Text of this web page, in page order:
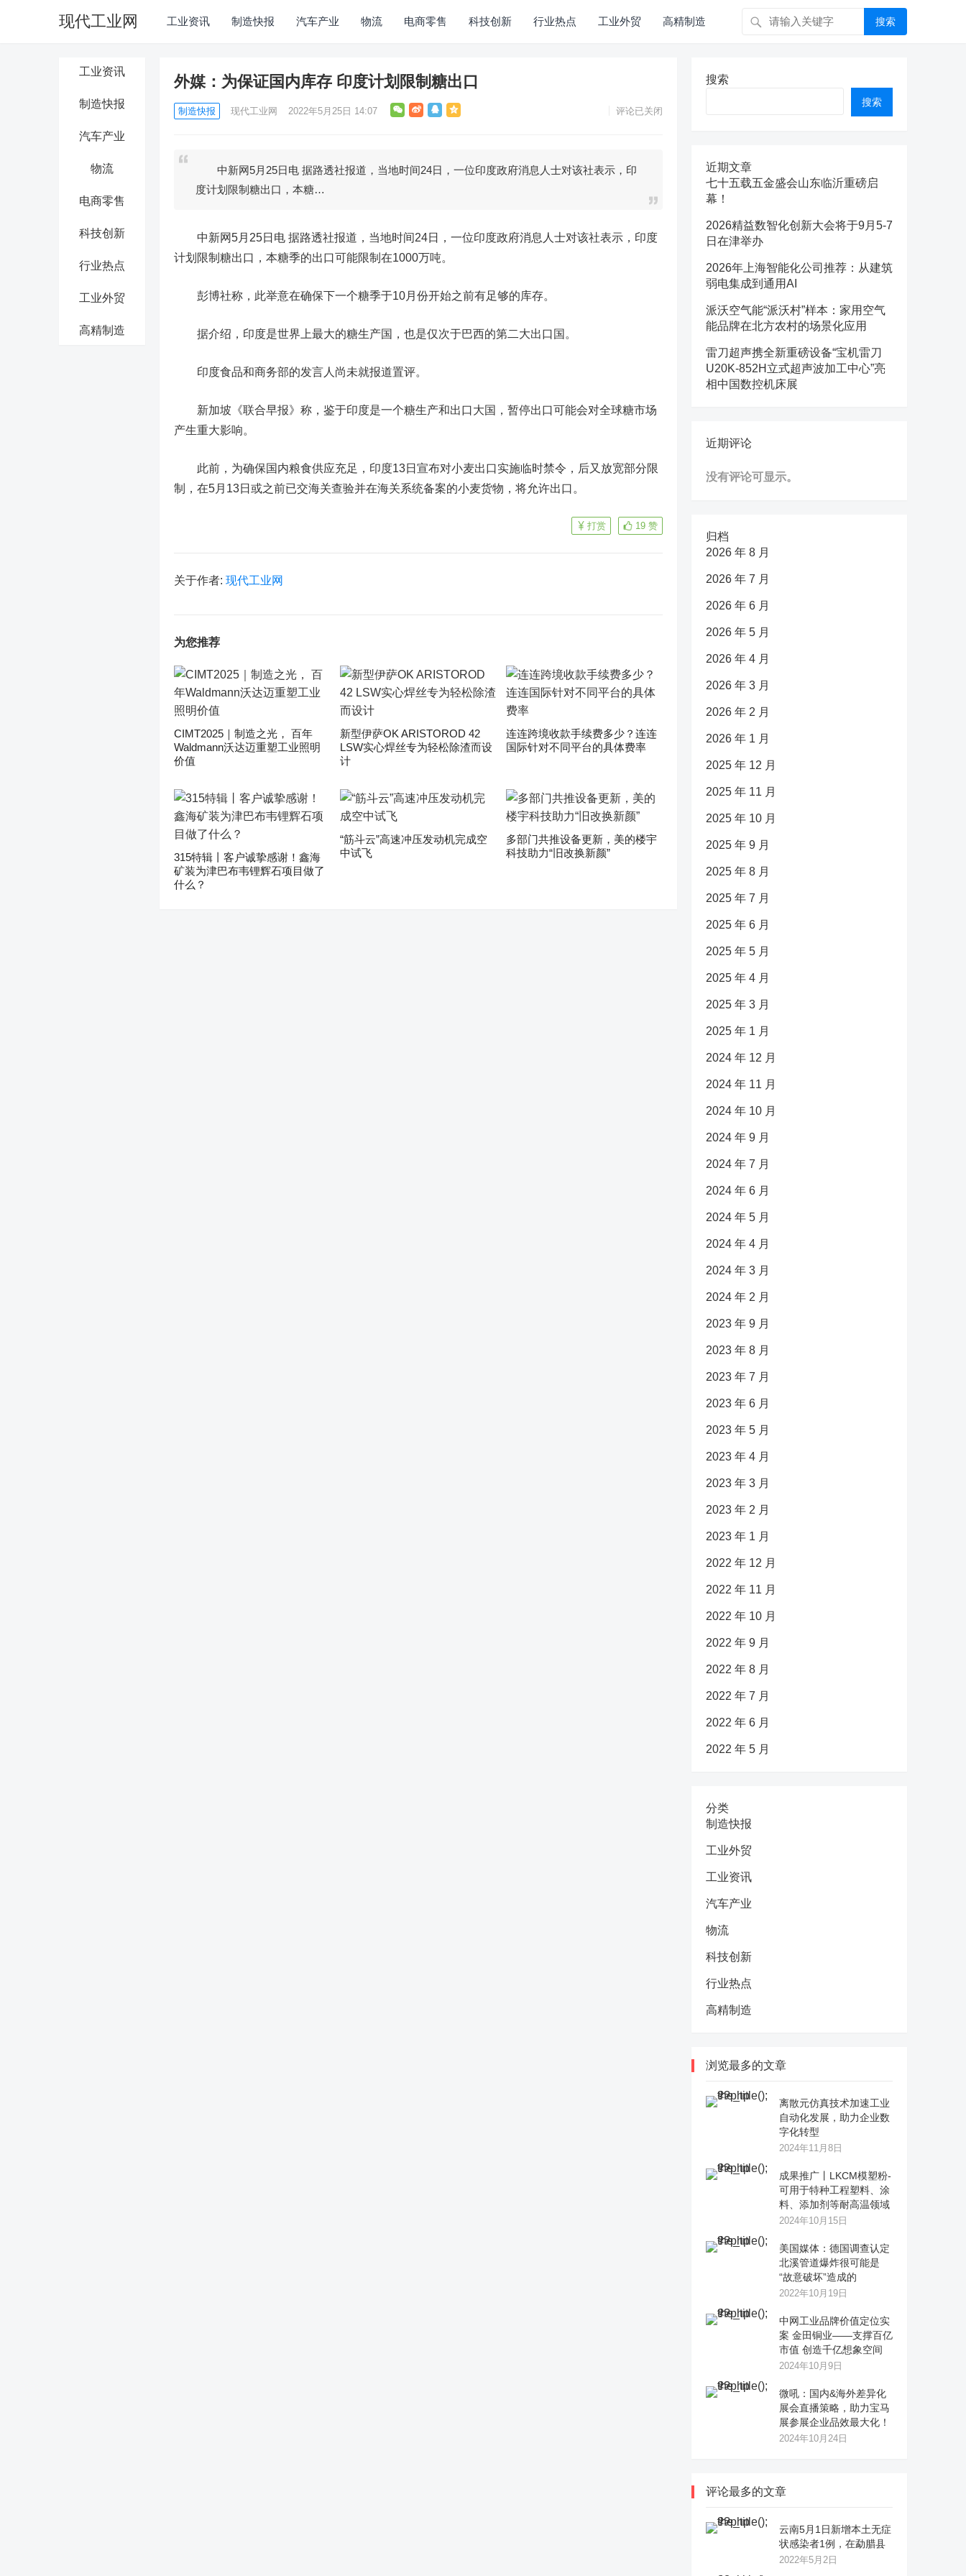
现代工业网 工业资讯 制造快报 汽车产业 物流 电商零售 科技创新 行业热点 工业外贸 高精制造 搜索
工业资讯
制造快报
汽车产业
物流
电商零售
科技创新
行业热点
工业外贸
高精制造
外媒：为保证国内库存 印度计划限制糖出口
制造快报 现代工业网 2022年5月25日 14:07 评论已关闭
中新网5月25日电 据路透社报道，当地时间24日，一位印度政府消息人士对该社表示，印
度计划限制糖出口，本糖…
中新网5月25日电 据路透社报道，当地时间24日，一位印度政府消息人士对该社表示，印度
计划限制糖出口，本糖季的出口可能限制在1000万吨。
彭博社称，此举意在确保下一个糖季于10月份开始之前有足够的库存。
据介绍，印度是世界上最大的糖生产国，也是仅次于巴西的第二大出口国。
印度食品和商务部的发言人尚未就报道置评。
新加坡《联合早报》称，鉴于印度是一个糖生产和出口大国，暂停出口可能会对全球糖市场
产生重大影响。
此前，为确保国内粮食供应充足，印度13日宣布对小麦出口实施临时禁令，后又放宽部分限
制，在5月13日或之前已交海关查验并在海关系统备案的小麦货物，将允许出口。
19 赞
打赏
关于作者: 现代工业网
为您推荐
CIMT2025｜制造之光， 百年
Waldmann沃达迈重塑工业照明
价值
新型伊萨OK ARISTOROD 42
LSW实心焊丝专为轻松除渣而设
计
连连跨境收款手续费多少？连连
国际针对不同平台的具体费率
315特辑丨客户诚挚感谢！鑫海
矿装为津巴布韦锂辉石项目做了
什么？
“筋斗云”高速冲压发动机完成空
中试飞
多部门共推设备更新，美的楼宇
科技助力“旧改换新颜”
搜索
搜索
近期文章
七十五载五金盛会山东临沂重磅启
幕！
2026精益数智化创新大会将于9月5-7
日在津举办
2026年上海智能化公司推荐：从建筑
弱电集成到通用AI
派沃空气能“派沃村”样本：家用空气
能品牌在北方农村的场景化应用
雷刀超声携全新重磅设备“宝机雷刀
U20K-852H立式超声波加工中心”亮
相中国数控机床展
近期评论
没有评论可显示。
归档
2026 年 8 月
2026 年 7 月
2026 年 6 月
2026 年 5 月
2026 年 4 月
2026 年 3 月
2026 年 2 月
2026 年 1 月
2025 年 12 月
2025 年 11 月
2025 年 10 月
2025 年 9 月
2025 年 8 月
2025 年 7 月
2025 年 6 月
2025 年 5 月
2025 年 4 月
2025 年 3 月
2025 年 1 月
2024 年 12 月
2024 年 11 月
2024 年 10 月
2024 年 9 月
2024 年 7 月
2024 年 6 月
2024 年 5 月
2024 年 4 月
2024 年 3 月
2024 年 2 月
2023 年 9 月
2023 年 8 月
2023 年 7 月
2023 年 6 月
2023 年 5 月
2023 年 4 月
2023 年 3 月
2023 年 2 月
2023 年 1 月
2022 年 12 月
2022 年 11 月
2022 年 10 月
2022 年 9 月
2022 年 8 月
2022 年 7 月
2022 年 6 月
2022 年 5 月
分类
制造快报
工业外贸
工业资讯
汽车产业
物流
科技创新
行业热点
高精制造
浏览最多的文章
离散元仿真技术加速工业
自动化发展，助力企业数
字化转型
2024年11月8日
成果推广丨LKCM模塑粉-
可用于特种工程塑料、涂
料、添加剂等耐高温领域
2024年10月15日
美国媒体：德国调查认定
北溪管道爆炸很可能是
“故意破坏”造成的
2022年10月19日
中网工业品牌价值定位实
案 金田铜业——支撑百亿
市值 创造千亿想象空间
2024年10月9日
微吼：国内&海外差异化
展会直播策略，助力宝马
展参展企业品效最大化！
2024年10月24日
评论最多的文章
云南5月1日新增本土无症
状感染者1例，在勐腊县
2022年5月2日